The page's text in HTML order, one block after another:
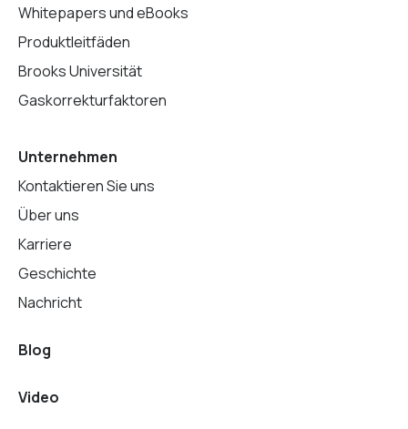
Whitepapers und eBooks
Produktleitfäden
Brooks Universität
Gaskorrekturfaktoren
Unternehmen
Kontaktieren Sie uns
Über uns
Karriere
Geschichte
Nachricht
Blog
Video